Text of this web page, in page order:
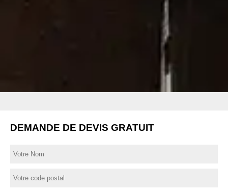
DEMANDE DE DEVIS GRATUIT